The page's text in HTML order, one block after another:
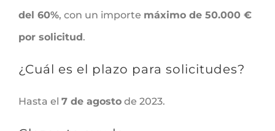
del 60%, con un importe máximo de 50.000 €
por solicitud.
¿Cuál es el plazo para solicitudes?
Hasta el 7 de agosto de 2023.